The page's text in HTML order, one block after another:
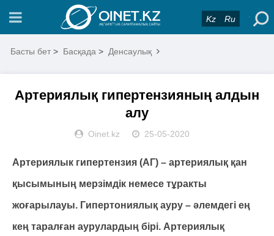
Kz Ru
Басты бет > Басқада > Денсаулық
Артериялық гипертензияның алдын
алу
Oinet.kz 25-05-2020
Артериялык гипертензия (АГ) – артериялық қан
қысымының мерзімдік немесе тұракты
жоғарылауы. Гипертониялық ауру – әлемдегі ең
кең таралған аурулардың бірі. Артериялық